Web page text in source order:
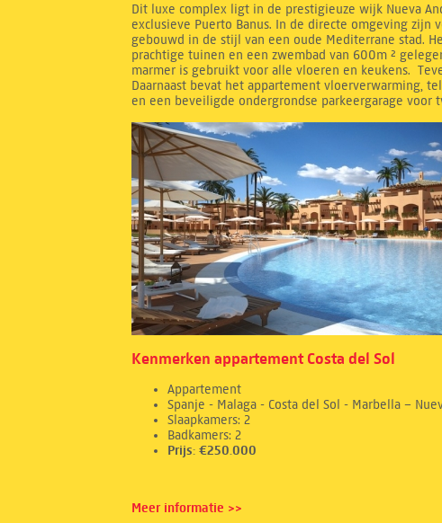
Dit luxe complex ligt in de prestigieuze wijk Nueva
exclusieve Puerto Banus. In de directe omgeving
gebouwd in de stijl van een oude Mediterrane stad.
prachtige tuinen en een zwembad van 600m ²
marmer is gebruikt voor alle vloeren en keukens.
Daarnaast bevat het appartement vloerverwarming,
en een beveiligde ondergrondse parkeergarage voor
Kenmerken appartement Costa del Sol
Appartement
Spanje - Malaga - Costa del Sol - Marbella –
Slaapkamers: 2
Badkamers: 2
Prijs: €250.000
Meer informatie >>